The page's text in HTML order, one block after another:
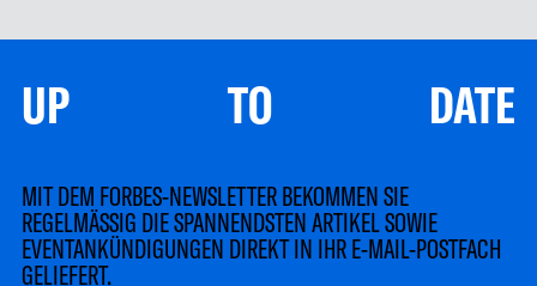
UP TO DATE
MIT DEM FORBES-NEWSLETTER BEKOMMEN SIE
REGELMÄSSIG DIE SPANNENDSTEN ARTIKEL SOWIE
EVENTANKÜNDIGUNGEN DIREKT IN IHR E-MAIL-POSTFACH
GELIEFERT.